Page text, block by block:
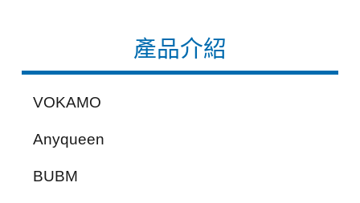
產品介紹
VOKAMO
Anyqueen
BUBM